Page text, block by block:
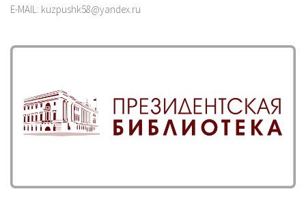
E-MAIL: kuzpushk58@yandex.ru